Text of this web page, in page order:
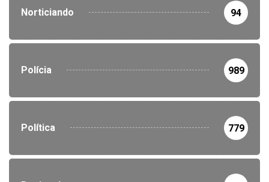
Norticiando 94
Polícia 989
Política 779